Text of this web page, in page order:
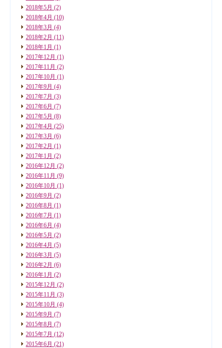
2018年5月 (2)
2018年4月 (10)
2018年3月 (4)
2018年2月 (11)
2018年1月 (1)
2017年12月 (1)
2017年11月 (2)
2017年10月 (1)
2017年9月 (4)
2017年7月 (3)
2017年6月 (7)
2017年5月 (8)
2017年4月 (25)
2017年3月 (6)
2017年2月 (1)
2017年1月 (2)
2016年12月 (2)
2016年11月 (9)
2016年10月 (1)
2016年9月 (2)
2016年8月 (1)
2016年7月 (1)
2016年6月 (4)
2016年5月 (2)
2016年4月 (5)
2016年3月 (5)
2016年2月 (6)
2016年1月 (2)
2015年12月 (2)
2015年11月 (3)
2015年10月 (4)
2015年9月 (7)
2015年8月 (7)
2015年7月 (12)
2015年6月 (21)